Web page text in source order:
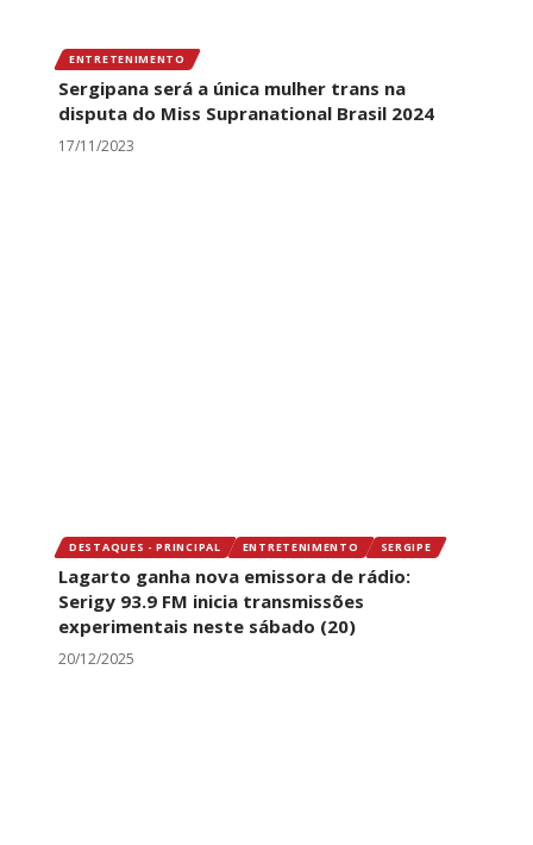
ENTRETENIMENTO
Sergipana será a única mulher trans na
disputa do Miss Supranational Brasil 2024
17/11/2023
DESTAQUES - PRINCIPAL ENTRETENIMENTO SERGIPE
Lagarto ganha nova emissora de rádio:
Serigy 93.9 FM inicia transmissões
experimentais neste sábado (20)
20/12/2025